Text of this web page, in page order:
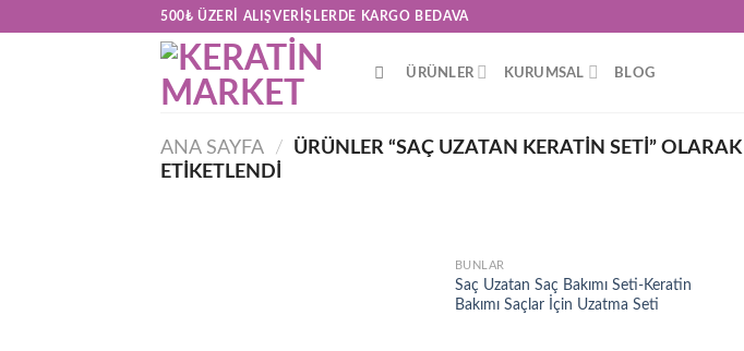
500₺ ÜZERI ALIŞVERIŞLERDE KARGO BEDAVA
ÜRÜNLER KURUMSAL BLOG
ANA SAYFA / ÜRÜNLER “SAÇ UZATAN KERATIN SETI” OLARAK
ETIKETLENDI
Add to
BUNLAR
Saç Uzatan Saç Bakımı Seti-Keratin
Bakımı Saçlar İçin Uzatma Seti